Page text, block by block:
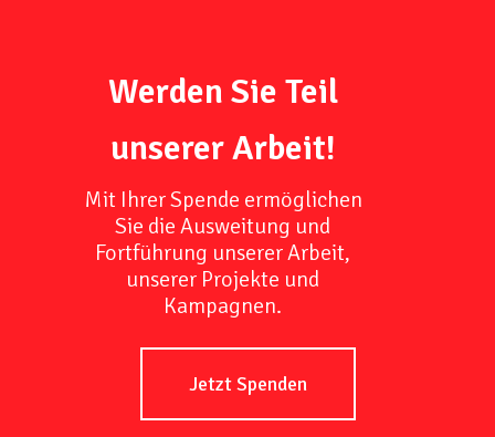
Werden Sie Teil
unserer Arbeit!
Mit Ihrer Spende ermöglichen
Sie die Ausweitung und
Fortführung unserer Arbeit,
unserer Projekte und
Kampagnen.
Jetzt Spenden